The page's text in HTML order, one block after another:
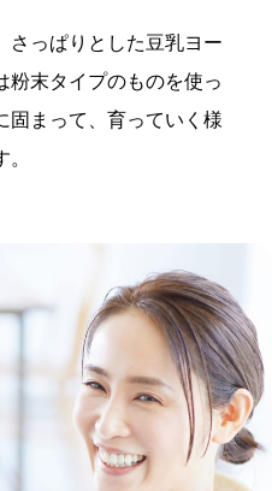
さっぱりとした豆乳ヨー
粉末タイプのものを使っ
固まって、育っていく様